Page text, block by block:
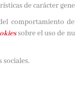
de carácter
comportamiento
sobre el uso de